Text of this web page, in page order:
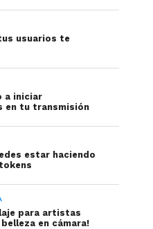
usuarios te
a iniciar
en tu transmisión
estar haciendo
para artistas
en cámara!